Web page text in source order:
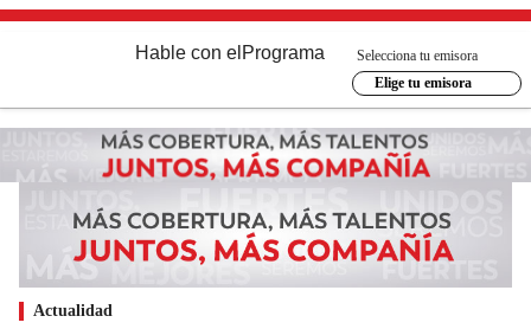
Hable con el Programa
Selecciona tu emisora
Elige tu emisora
Actualidad